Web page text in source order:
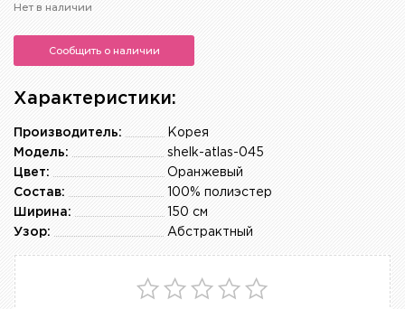
Нет в наличии
Сообщить о наличии
Характеристики:
Корея
Производитель:
shelk-atlas-045
Модель:
Оранжевый
Цвет:
100% полиэстер
Состав:
150 см
Ширина:
Абстрактный
Узор: